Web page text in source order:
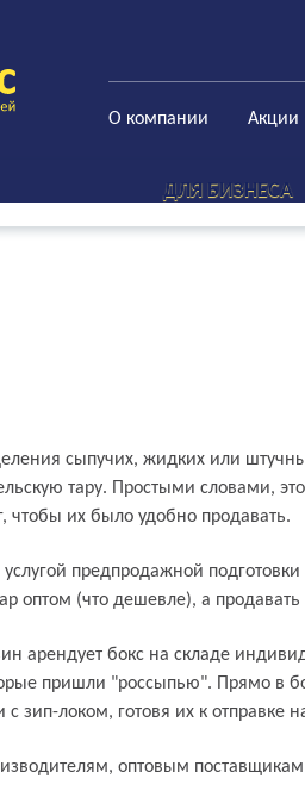
О компании Акции
ДЛЯ БИЗНЕСА
словами
сыпучих, жидких или
тару. Простыми словами,
чтобы их было удобно продавать.
предпродажной
оптом (что дешевле), а
арендует бокс на складе
пришли "россыпью". Прямо в
зип-локом, готовя их к отправке
фасовка
оптовым